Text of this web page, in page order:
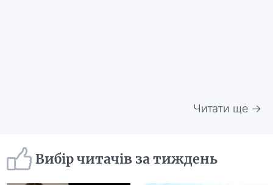
Читати ще →
Вибір читачів за тиждень